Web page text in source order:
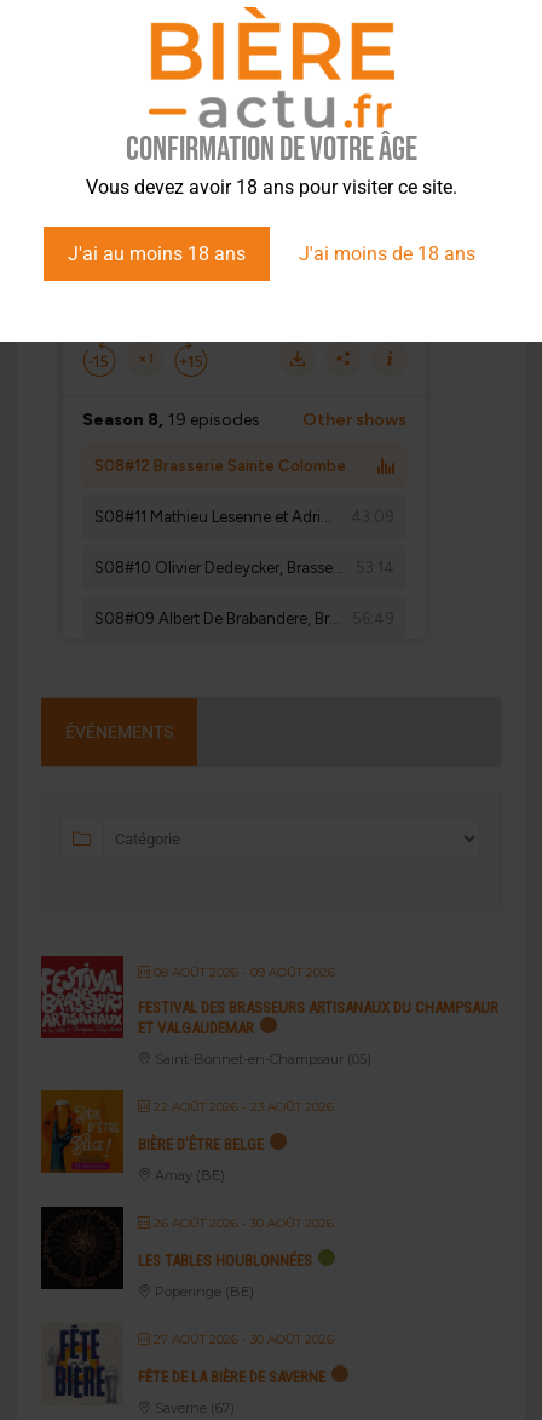
Confirmation de votre âge
Vous devez avoir 18 ans pour visiter ce site.
J'ai au moins 18 ans J'ai moins de 18 ans
ÉVÉNEMENTS
08 AOÛT 2026- 09 AOÛT 2026
FESTIVAL DES BRASSEURS ARTISANAUX DU CHAMPSAUR
ET VALGAUDEMAR
Saint-Bonnet-en-Champsaur (05)
22 AOÛT 2026- 23 AOÛT 2026
BIÈRE D’ÊTRE BELGE
Amay (BE)
26 AOÛT 2026- 30 AOÛT 2026
LES TABLES HOUBLONNÉES
Poperinge (BE)
27 AOÛT 2026- 30 AOÛT 2026
FÊTE DE LA BIÈRE DE SAVERNE
Saverne (67)